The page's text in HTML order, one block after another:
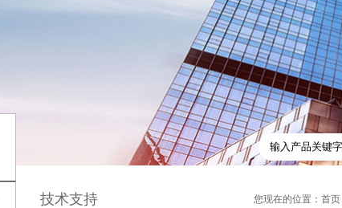
技术支持 您现在的位置：首页